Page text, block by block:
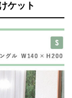
ケット